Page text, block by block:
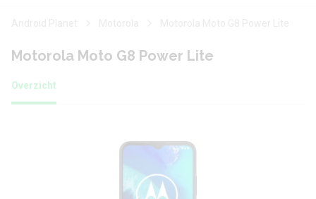
Motorola Moto G8 Power Lite
Overzicht